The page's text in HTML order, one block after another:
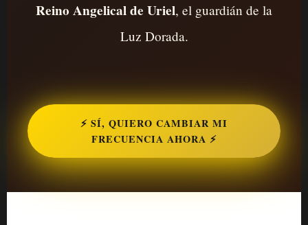
Reino Angelical de Uriel, el guardián de la
Luz Dorada.
⚡ SÍ, QUIERO CAMBIAR MI
FRECUENCIA AHORA ⚡